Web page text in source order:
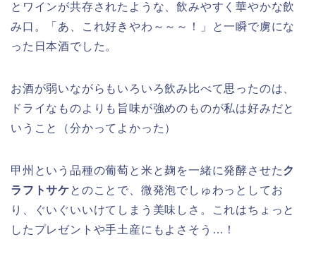
とワインが共存されたような、飲みやすく華やかな飲
み口。「あ、これ好きやわ～～～！」と一瞬で虜にな
った日本酒でした。
お酒が弱いながらもいろいろ飲み比べて思ったのは、
ドライなものよりも旨味が強めのものが私は好みだと
いうこと（分かってよかった）
甲州という品種の葡萄と米と麹を一緒に発酵させたク
ラフトサケとのことで、微発泡でしゅわっとしてお
り、ぐいぐいいけてしまう美味しさ。これはちょっと
したプレゼントや手土産にもよさそう…！